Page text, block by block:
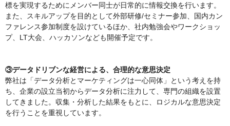
標を実現するためにメンバー同士が日常的に情報交換を行います。
また、スキルアップを目的として外部研修/セミナー参加、国内カン
ファレンス参加制度を設けているほか、社内勉強会やワークショッ
プ、LT大会、ハッカソンなども開催予定です。
③データドリブンな経営による、合理的な意思決定
弊社は「データ分析とマーケティングは一心同体」という考えを持
ち、企業の設立当初からデータ分析に注力して、専門の組織を設置
してきました。収集・分析した結果をもとに、ロジカルな意思決定
を行うことを重視しています。